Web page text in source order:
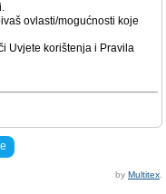
ovlasti/mogućnosti koje
Uvjete korištenja i Pravila
by Multitex